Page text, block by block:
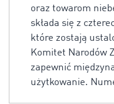
oraz towarom
składa się z
które zostają
Komitet Narodów
zapewnić
użytkowanie.